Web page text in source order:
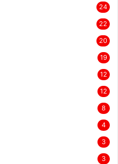
24
22
20
19
12
12
8
4
3
3